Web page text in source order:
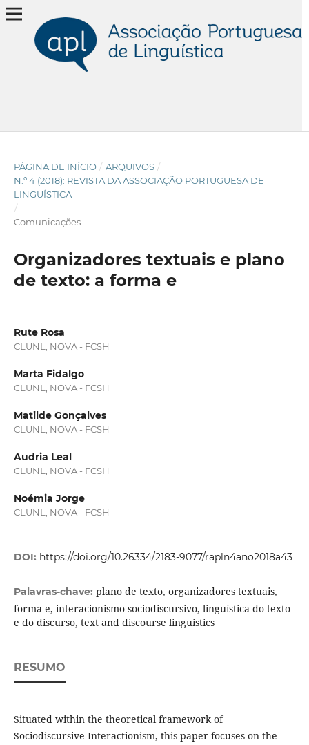
PÁGINA DE INÍCIO / ARQUIVOS /
N.º 4 (2018): REVISTA DA ASSOCIAÇÃO PORTUGUESA DE
LINGUÍSTICA
/
Comunicações
Organizadores textuais e plano
de texto: a forma e
Rute Rosa
CLUNL, NOVA - FCSH
Marta Fidalgo
CLUNL, NOVA - FCSH
Matilde Gonçalves
CLUNL, NOVA - FCSH
Audria Leal
CLUNL, NOVA - FCSH
Noémia Jorge
CLUNL, NOVA - FCSH
DOI: https://doi.org/10.26334/2183-9077/rapln4ano2018a43
Palavras-chave: plano de texto, organizadores textuais,
forma e, interacionismo sociodiscursivo, linguística do texto
e do discurso, text and discourse linguistics
RESUMO
Situated within the theoretical framework of
Sociodiscursive Interactionism, this paper focuses on the